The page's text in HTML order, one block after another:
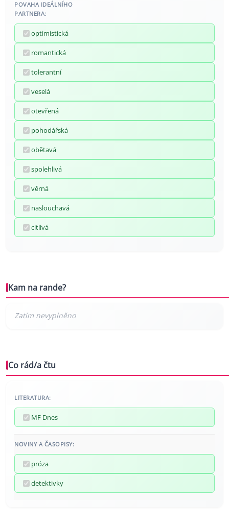
POVAHA IDEÁLNÍHO
PARTNERA:
optimistická
romantická
tolerantní
veselá
otevřená
pohodářská
obětavá
spolehlivá
věrná
naslouchavá
citlivá
Kam na rande?
Co rád/a čtu
LITERATURA:
MF Dnes
NOVINY A ČASOPISY:
próza
detektivky